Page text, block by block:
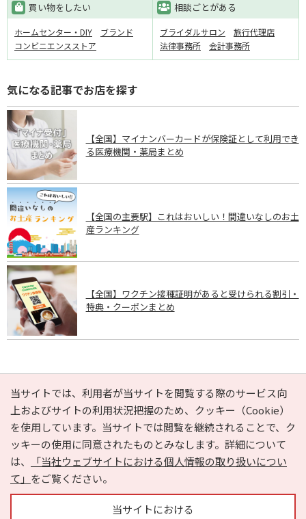
買い物をしたい
ホームセンター・DIY
ブランド
コンビニエンスストア
相談ごとがある
ブライダルサロン
旅行代理店
法律事務所
会計事務所
気になる記事でお店を探す
【全国】マイナンバーカードが保険証として利用でき
る医療機関・薬局まとめ
【全国の主要駅】これはおいしい！間違いなしのお土
産ランキング
【全国】ワクチン接種証明があると受けられる割引・
特典・クーポンまとめ
PAGE TOP
当サイトでは、利用者が当サイトを閲覧する際のサービス向
上およびサイトの利用状況把握のため、クッキー（Cookie）
を使用しています。当サイトでは閲覧を継続されることで、ク
ッキーの使用に同意されたものとみなします。詳細について
は、
「当社ウェブサイトにおける個人情報の取り扱いについ
て」 をご覧ください。
当サイトにおける
e-NAVITA（イーナビタ）とは？ お気に入り
ヘルプ
利用規約
個人情報の取り扱いについて
運営会社
サイトマップ
広告掲載に関するお問い合わせ